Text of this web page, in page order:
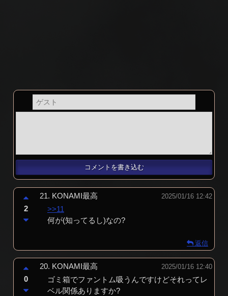
21. KONAMI最高 2025/01/16 12:42
>>11
何が(知ってるし)なの?
2
返信
20. KONAMI最高 2025/01/16 12:40
ゴミ箱でファントム吸うんですけどそれってレ
ベル関係ありますか?
0